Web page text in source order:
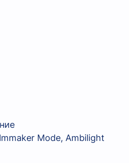
Mode, Ambilight